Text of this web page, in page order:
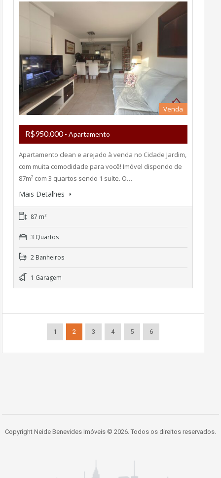
Venda
R$950.000- Apartamento
Apartamento clean e arejado à venda no Cidade Jardim,
com muita comodidade para você! Imóvel dispondo de
87m² com 3 quartos sendo 1 suíte. O…
Mais Detalhes
87 m²
3 Quartos
2 Banheiros
1 Garagem
1 2 3 4 5 6
Copyright Neide Benevides Imóveis © 2026. Todos os direitos reservados.